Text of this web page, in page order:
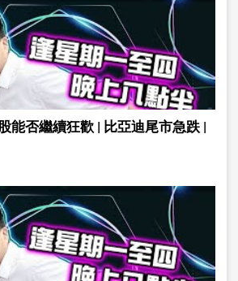
能否繼續狂歡 | 比亞迪尾市急跌 |